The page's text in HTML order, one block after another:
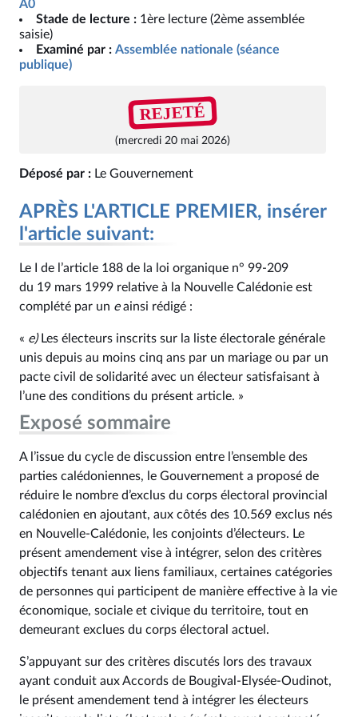
A0
Stade de lecture : 1ère lecture (2ème assemblée
saisie)
Examiné par : Assemblée nationale (séance
publique)
REJETÉ
(mercredi 20 mai 2026)
Déposé par : Le Gouvernement
APRÈS L'ARTICLE PREMIER, insérer
l'article suivant:
Le I de l’article 188 de la loi organique n° 99‑209
du 19 mars 1999 relative à la Nouvelle Calédonie est
complété par un eainsi rédigé :
« e)Les électeurs inscrits sur la liste électorale générale
unis depuis au moins cinq ans par un mariage ou par un
pacte civil de solidarité avec un électeur satisfaisant à
l’une des conditions du présent article. »
Exposé sommaire
A l’issue du cycle de discussion entre l’ensemble des
parties calédoniennes, le Gouvernement a proposé de
réduire le nombre d’exclus du corps électoral provincial
calédonien en ajoutant, aux côtés des 10.569 exclus nés
en Nouvelle-Calédonie, les conjoints d’électeurs. Le
présent amendement vise à intégrer, selon des critères
objectifs tenant aux liens familiaux, certaines catégories
de personnes qui participent de manière effective à la vie
économique, sociale et civique du territoire, tout en
demeurant exclues du corps électoral actuel.
S’appuyant sur des critères discutés lors des travaux
ayant conduit aux Accords de Bougival-Elysée-Oudinot,
le présent amendement tend à intégrer les électeurs